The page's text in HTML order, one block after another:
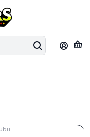
estimativas de arribo a
llegada por parte de los
Nuevo Año